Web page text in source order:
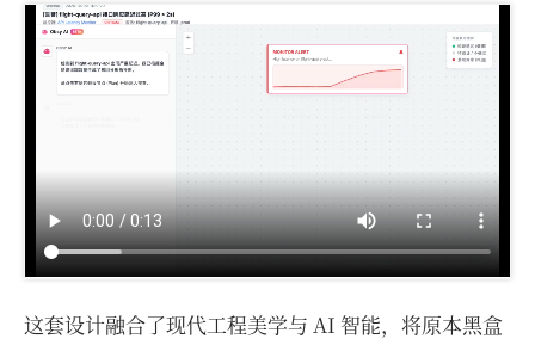
这套设计融合了现代工程美学与 AI 智能，将原本黑盒